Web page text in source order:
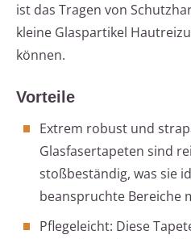
ist das Tragen von
kleine Glaspartikel
können.
Vorteile
Extrem robust und
Glasfasertapeten sind
stoßbeständig, was sie
beanspruchte Bereiche
Pflegeleicht: Diese